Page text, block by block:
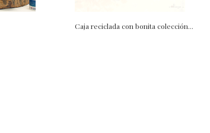
Caja reciclada con bonita colección...